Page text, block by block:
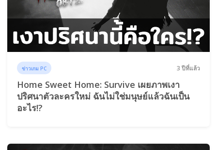
ข่าวเกม PC 3 ปีที่แล้ว
Home Sweet Home: Survive เผยภาพเงา
ปริศนาตัวละครใหม่ ฉันไม่ใช่มนุษย์แล้วฉันเป็น
อะไร!?